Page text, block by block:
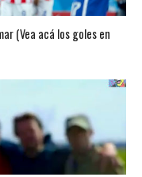
(Vea acá los goles en